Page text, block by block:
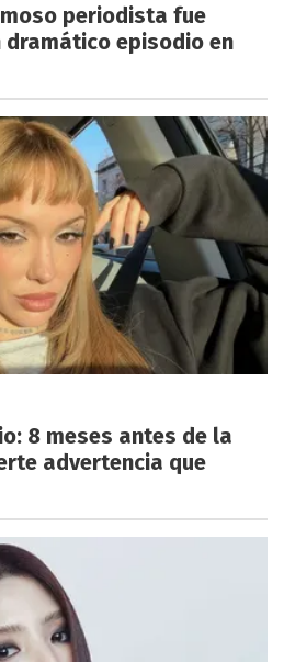
periodista fue
episodio en
8 meses antes de la
advertencia que